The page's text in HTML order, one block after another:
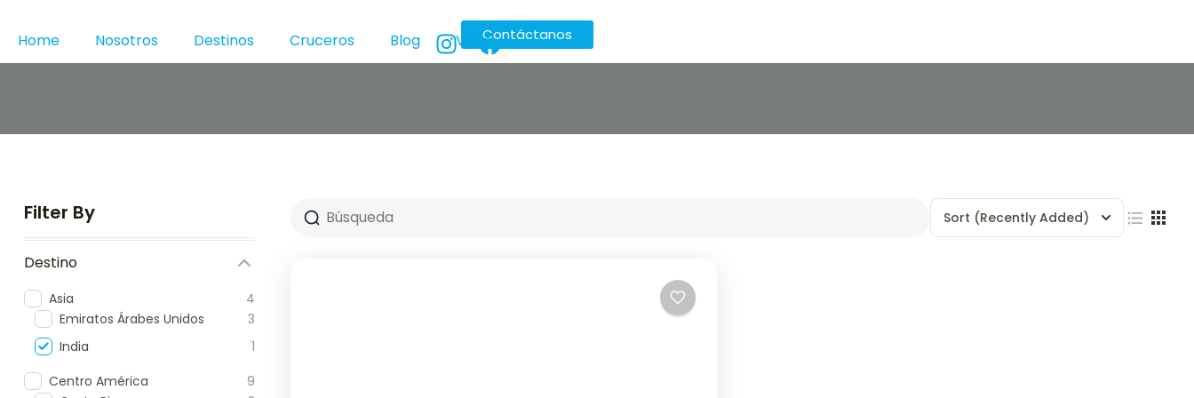
Home Nosotros Destinos Cruceros Blog VisasContáctanos
Filter By
Destino
Asia
4
Emiratos Árabes Unidos
3
India
1
Centro América
9
Sort (Recently Added)